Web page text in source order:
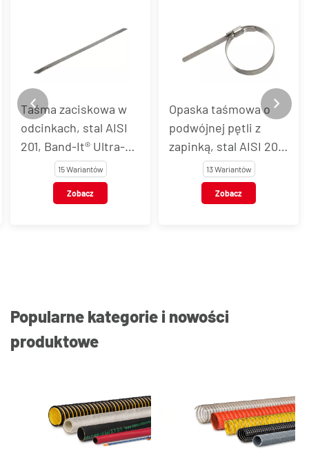
Opaska taśmowa o
podwójnej pętli z
zapinką, stal AISI 201,
Band-It® UItra-Lok®
13 Wariantów
Zobacz
Zapinka ze stali AISI
201 do taśmy Band-It®
UItra-Lok®
2 Warianty
Zobacz
Popularne kategorie i nowości
produktowe